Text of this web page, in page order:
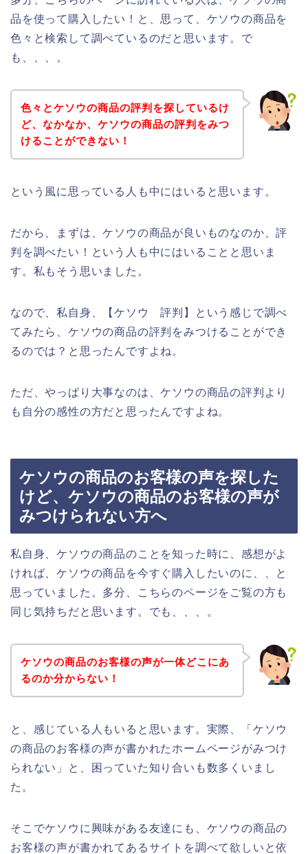
品を使って購入したい！と、思って、ケソウの商品を
色々と検索して調べているのだと思います。で
も、、、。
色々とケソウの商品の評判を探しているけ
ど、なかなか、ケソウの商品の評判をみつ
けることができない！
という風に思っている人も中にはいると思います。
だから、まずは、ケソウの商品が良いものなのか、評
判を調べたい！という人も中にはいることと思いま
す。私もそう思いました。
なので、私自身、【ケソウ 評判】という感じで調べ
てみたら、ケソウの商品の評判をみつけることができ
るのでは？と思ったんですよね。
ただ、やっぱり大事なのは、ケソウの商品の評判より
も自分の感性の方だと思ったんですよね。
ケソウの商品のお客様の声を探した
けど、ケソウの商品のお客様の声が
みつけられない方へ
私自身、ケソウの商品のことを知った時に、感想がよ
ければ、ケソウの商品を今すぐ購入したいのに、、と
思っていました。多分、こちらのページをご覧の方も
同じ気持ちだと思います。でも、、、。
ケソウの商品のお客様の声が一体どこにあ
るのか分からない！
と、感じている人もいると思います。実際、「ケソウ
の商品のお客様の声が書かれたホームページがみつけ
られない」と、困っていた知り合いも数多くいまし
た。
そこでケソウに興味がある友達にも、ケソウの商品の
お客様の声が書かれてあるサイトを調べて欲しいと依